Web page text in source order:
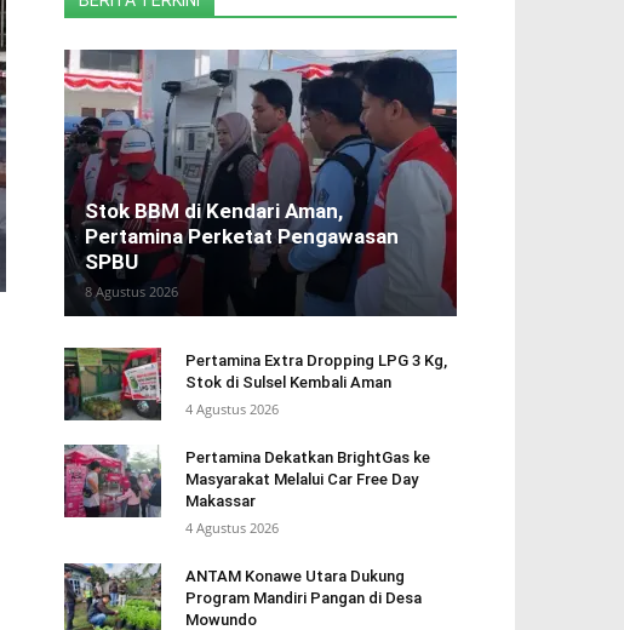
Stok BBM di Kendari Aman,
Pertamina Perketat Pengawasan
SPBU
8 Agustus 2026
Pertamina Extra Dropping LPG 3 Kg,
Stok di Sulsel Kembali Aman
4 Agustus 2026
Pertamina Dekatkan BrightGas ke
Masyarakat Melalui Car Free Day
Makassar
4 Agustus 2026
ANTAM Konawe Utara Dukung
Program Mandiri Pangan di Desa
Mowundo